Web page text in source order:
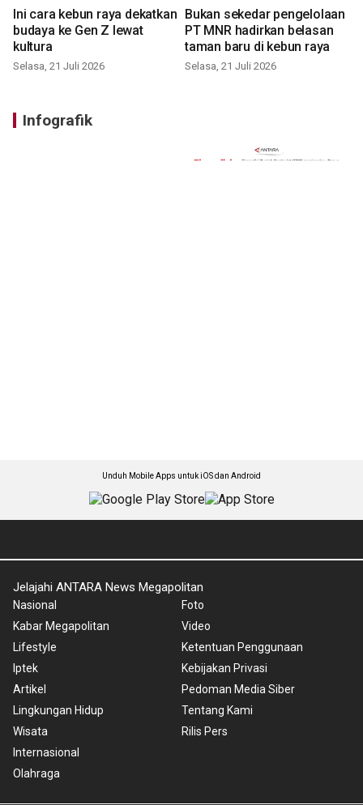
Ini cara kebun raya dekatkan
budaya ke Gen Z lewat
kultura
Selasa, 21 Juli 2026
Bukan sekedar pengelolaan
PT MNR hadirkan belasan
taman baru di kebun raya
Selasa, 21 Juli 2026
Infografik
Unduh Mobile Apps untuk iOS dan Android
Jelajahi ANTARA News Megapolitan
Nasional
Kabar Megapolitan
Lifestyle
Iptek
Artikel
Lingkungan Hidup
Wisata
Internasional
Olahraga
Foto
Video
Ketentuan Penggunaan
Kebijakan Privasi
Pedoman Media Siber
Tentang Kami
Rilis Pers